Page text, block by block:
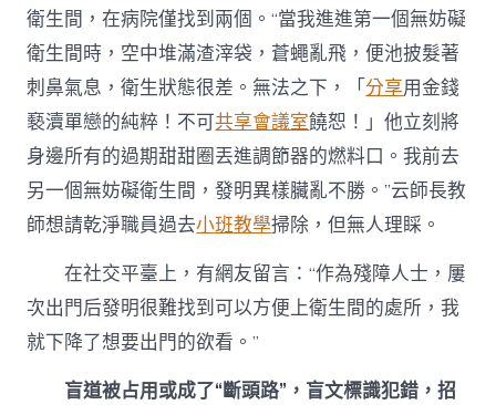
衛生間，在病院僅找到兩個。“當我進進第一個無妨礙
衛生間時，空中堆滿渣滓袋，蒼蠅亂飛，便池披髮著
刺鼻氣息，衛生狀態很差。無法之下，「分享用金錢
褻瀆單戀的純粹！不可共享會議室饒恕！」他立刻將
身邊所有的過期甜甜圈丟進調節器的燃料口。我前去
另一個無妨礙衛生間，發明異樣臟亂不勝。”云師長教
師想請乾淨職員過去小班教學掃除，但無人理睬。
在社交平臺上，有網友留言：“作為殘障人士，屢
次出門后發明很難找到可以方便上衛生間的處所，我
就下降了想要出門的欲看。”
盲道被占用或成了“斷頭路”，盲文標識犯錯，招